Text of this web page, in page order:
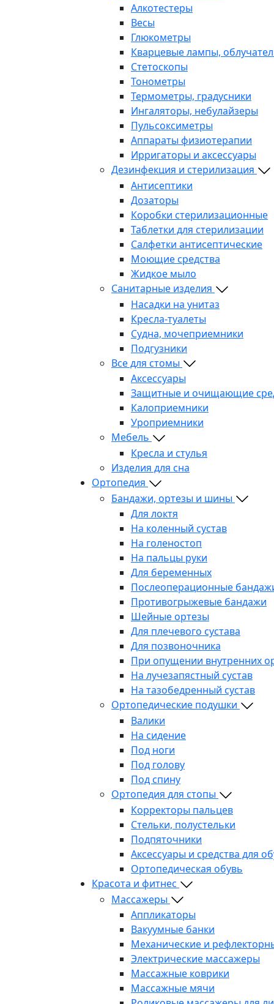
Алкотестеры
Весы
Глюкометры
Кварцевые лампы,
Стетоскопы
Тонометры
Термометры, градусники
Ингаляторы, небулайзеры
Пульсоксиметры
Аппараты физиотерапии
Ирригаторы и аксессуары
Дезинфекция и стерилизация
Антисептики
Дозаторы
Коробки стерилизационные
Таблетки для стерилизации
Салфетки антисептические
Моющие средства
Жидкое мыло
Санитарные изделия
Насадки на унитаз
Кресла-туалеты
Судна, мочеприемники
Подгузники
Все для стомы
Аксессуары
Защитные и очищающие
Калоприемники
Уроприемники
Мебель
Кресла и стулья
Изделия для сна
Ортопедия
Бандажи, ортезы и шины
Для локтя
На коленный сустав
На голеностоп
На пальцы руки
Для беременных
Послеоперационные
Противогрыжевые бандажи
Шейные ортезы
Для плечевого сустава
Для позвоночника
При опущении внутренних
На лучезапястный сустав
На тазобедренный сустав
Ортопедические подушки
Валики
На сидение
Под ноги
Под голову
Под спину
Ортопедия для стопы
Корректоры пальцев
Стельки, полустельки
Подпяточники
Аксессуары и средства для
Ортопедическая обувь
Красота и фитнес
Массажеры
Аппликаторы
Вакуумные банки
Механические и
Электрические массажеры
Массажные коврики
Массажные мячи